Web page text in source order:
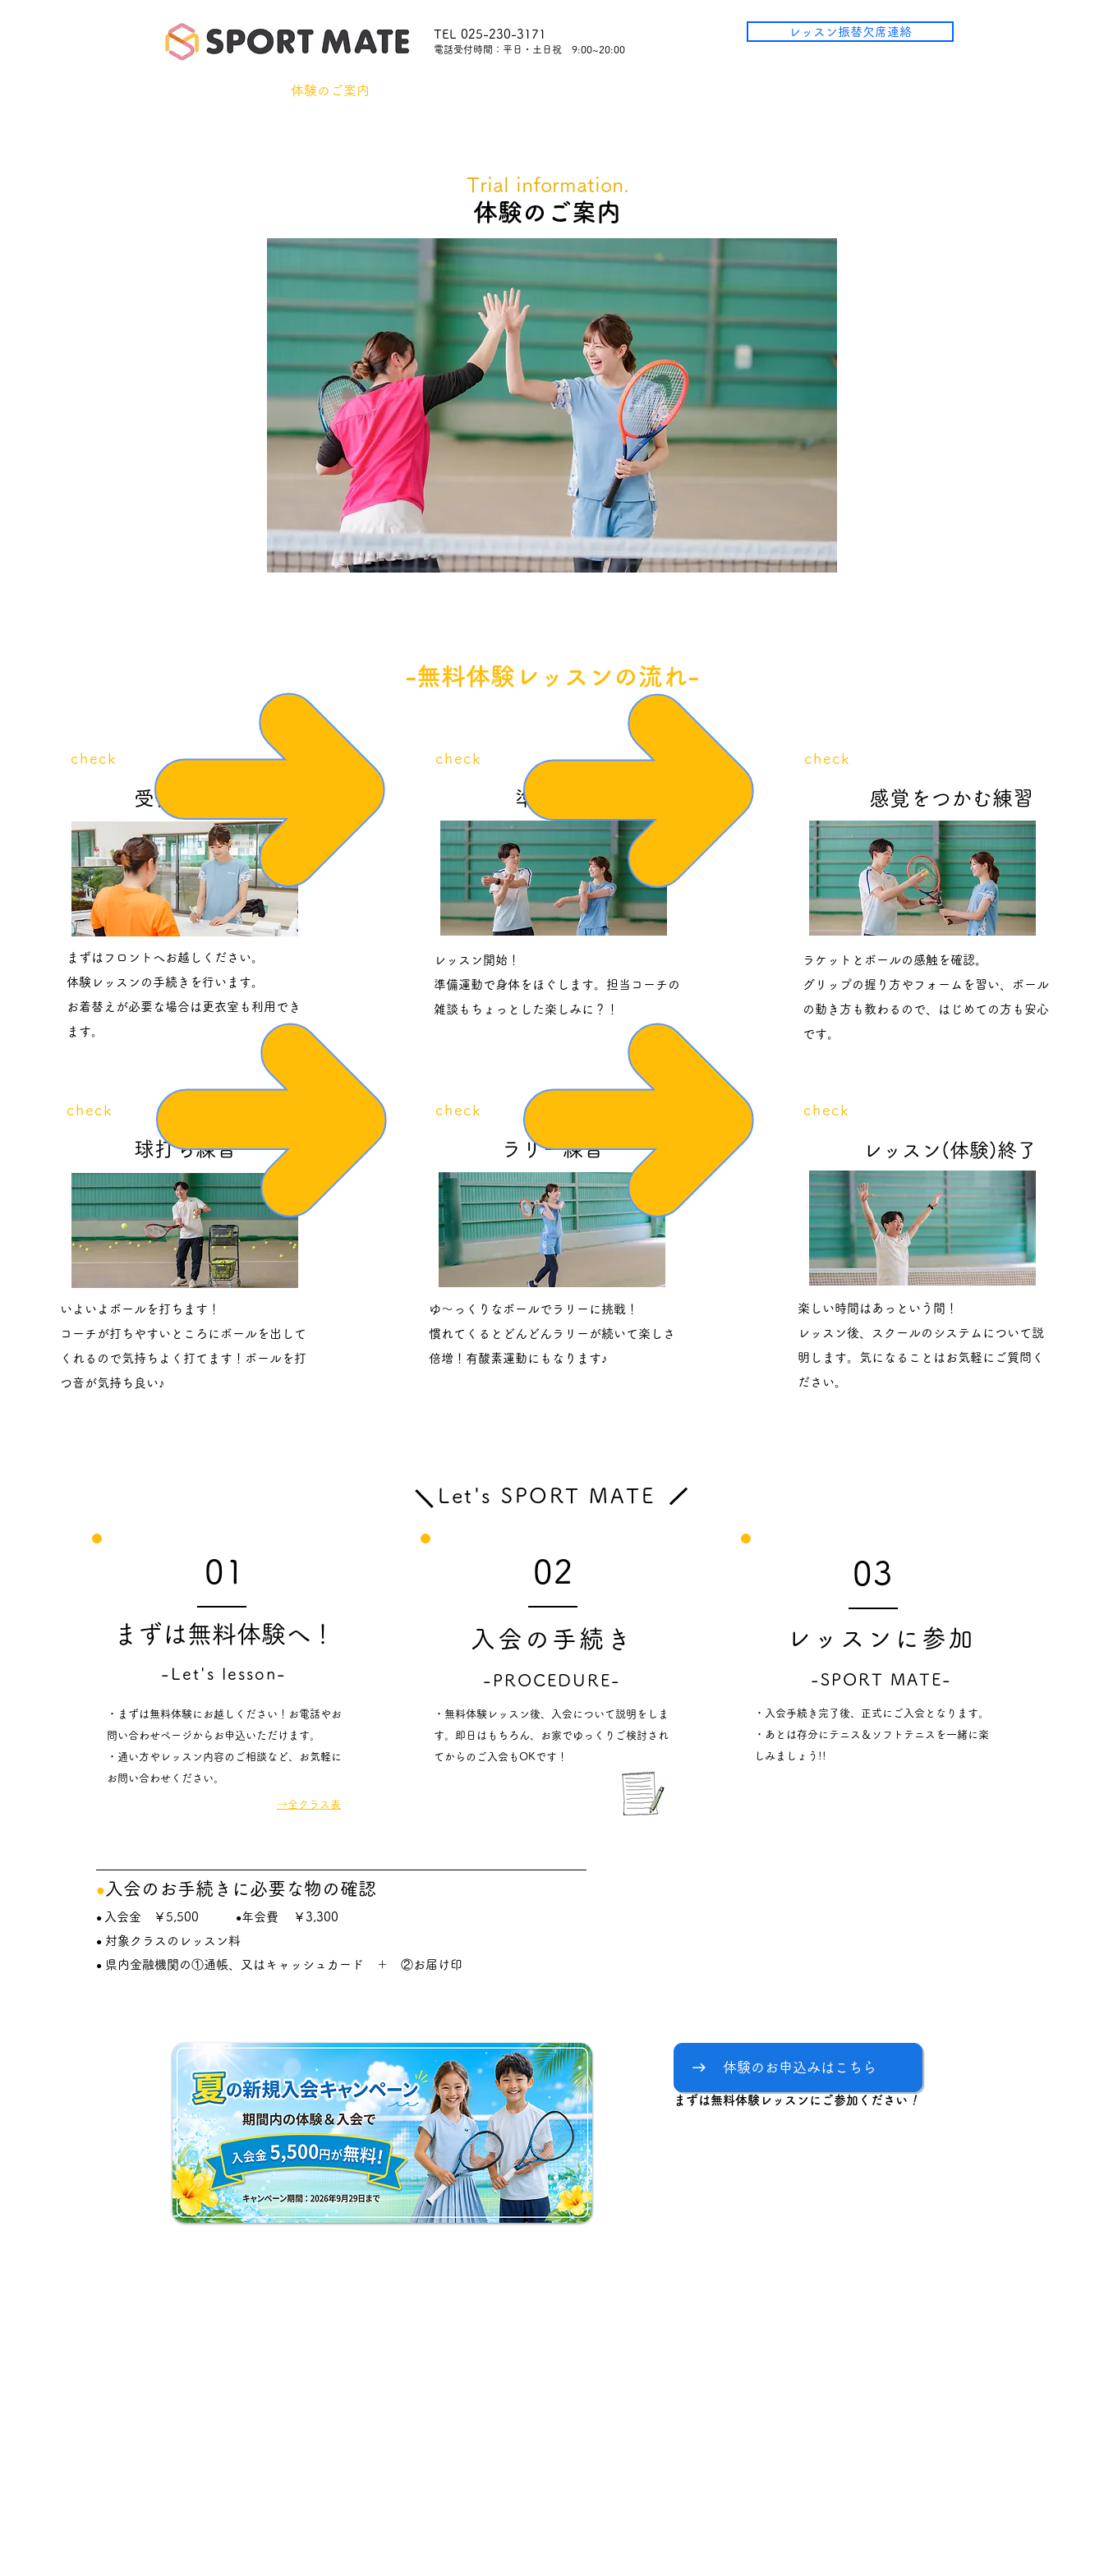
TEL 025-230-3171
​電話受付時間：平日・土日祝 9:00~20:00
レッスン振替欠席連絡
体験のご案内
Trial information.
​体験のご案内
-無料体験レッスンの流れ-
​check
受付・準備
​まずはフロントへお越し ください。
体験レッスンの手続きを行います。
お着替えが必要な場合は更衣室も利用でき
ます。
​check
準備体操
レッスン開始！
準備運動で身体をほぐします。 ​担当コーチの
雑談もちょっとした楽しみに？！
​check
感覚をつかむ練習
ラケットとボールの感触を確認。
グリップの握り方やフォームを習い、ボール
の動き方も教わるので、はじめての方も安心
です。
球打ち練習
​check
いよいよボールを打ちます！
​コーチが打ちやすいところにボールを出して
くれるので気持ちよく打てます！ボールを打
つ音が気持ち良い♪
​check
ラリー練習
ゆ〜っくりなボールでラリーに挑戦！
​慣れてくるとどんどんラリーが続いて楽しさ
倍増！有酸素運動にもなります♪
​check
レッスン(体験)終了
楽しい時間はあっという間！
レッスン後、スクールのシステムについて説
明します。気になることはお気軽にご質問く
ださい。
​Let's SPORT MATE
01
まずは無料体験へ！
-Let's lesson-
・まずは無料体験にお越し くださ い！お電話や お
問い合わせページから お申 込いただけます。
・通い方や レッスン 内容のご相談 な ど、 お気軽 に​
お問い合わせください。
→​全クラス表
02
入会の手続き
​-PROCEDURE-
・無料体験レッスン後、入会について説明をしま
す。即日はもち ろん、お家でゆっくりご検討され
て からのご入会もOKです！
03
レッスンに参加
​-SPORT MATE-
・入会手続き完了後、正式にご入会と なります。
​・あとは存分にテニス＆ソフトテニスを一緒に 楽
しみましょう!!
● 入会の お手続きに必要な物の確認
● 入会金 ￥5,500 ●年会費 ￥3,300
● 対象クラスのレッスン料
● 県内金融機関の①通帳、又はキャッシュカード ＋ ②お届け印
体験のお申込みはこちら
まずは無料体験レッスンに ご参加ください ！